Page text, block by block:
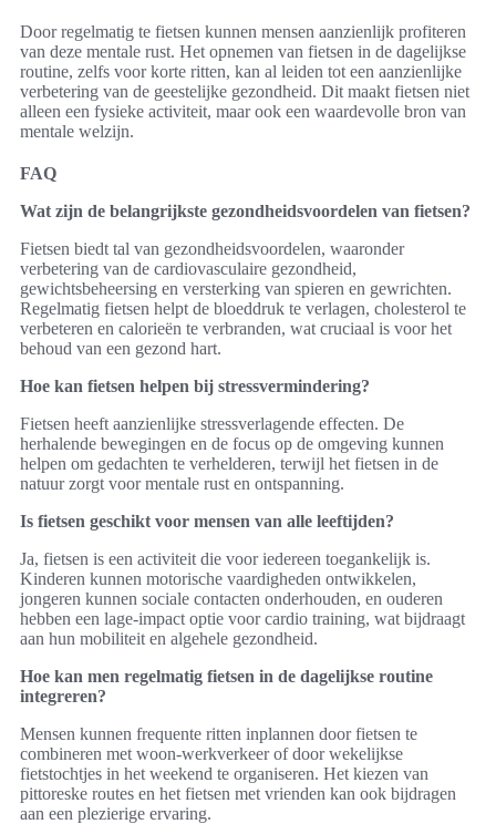
Door regelmatig te fietsen kunnen mensen aanzienlijk profiteren
van deze mentale rust. Het opnemen van fietsen in de dagelijkse
routine, zelfs voor korte ritten, kan al leiden tot een aanzienlijke
verbetering van de geestelijke gezondheid. Dit maakt fietsen niet
alleen een fysieke activiteit, maar ook een waardevolle bron van
mentale welzijn.
FAQ
Wat zijn de belangrijkste gezondheidsvoordelen van fietsen?
Fietsen biedt tal van gezondheidsvoordelen, waaronder
verbetering van de cardiovasculaire gezondheid,
gewichtsbeheersing en versterking van spieren en gewrichten.
Regelmatig fietsen helpt de bloeddruk te verlagen, cholesterol te
verbeteren en calorieën te verbranden, wat cruciaal is voor het
behoud van een gezond hart.
Hoe kan fietsen helpen bij stressvermindering?
Fietsen heeft aanzienlijke stressverlagende effecten. De
herhalende bewegingen en de focus op de omgeving kunnen
helpen om gedachten te verhelderen, terwijl het fietsen in de
natuur zorgt voor mentale rust en ontspanning.
Is fietsen geschikt voor mensen van alle leeftijden?
Ja, fietsen is een activiteit die voor iedereen toegankelijk is.
Kinderen kunnen motorische vaardigheden ontwikkelen,
jongeren kunnen sociale contacten onderhouden, en ouderen
hebben een lage-impact optie voor cardio training, wat bijdraagt
aan hun mobiliteit en algehele gezondheid.
Hoe kan men regelmatig fietsen in de dagelijkse routine
integreren?
Mensen kunnen frequente ritten inplannen door fietsen te
combineren met woon-werkverkeer of door wekelijkse
fietstochtjes in het weekend te organiseren. Het kiezen van
pittoreske routes en het fietsen met vrienden kan ook bijdragen
aan een plezierige ervaring.